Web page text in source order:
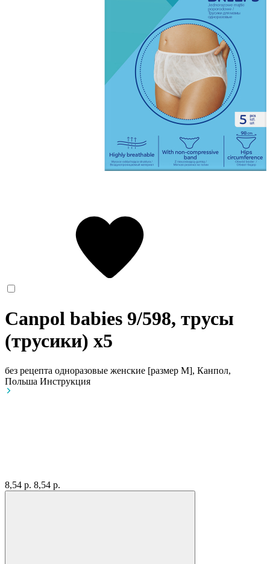
Canpol babies 9/598, трусы
(трусики) x5
без рецепта одноразовые женские [размер M], Канпол,
Польша Инструкция
8,54 р. 8,54 р.